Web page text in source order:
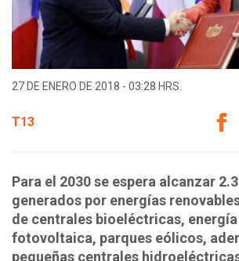
27 DE ENERO DE 2018 - 03:28 HRS.
T13
Para el 2030 se espera alcanzar
generados por energías
de centrales bioeléctricas,
fotovoltaica, parques eólicos,
pequeñas centrales